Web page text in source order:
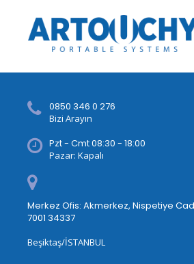
0850 346 0 276
Bizi Arayın
Pzt - Cmt 08:30 - 18:00
Pazar: Kapalı
Merkez Ofis: Akmerkez, Nispetiye
7001 34337
Beşiktaş/İSTANBUL